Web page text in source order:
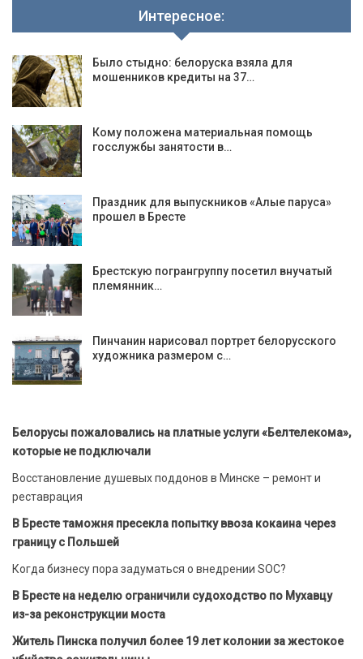
Интересное:
Было стыдно: белоруска взяла для
мошенников кредиты на 37…
Кому положена материальная помощь
госслужбы занятости в…
Праздник для выпускников «Алые паруса»
прошел в Бресте
Брестскую погрангруппу посетил внучатый
племянник…
Пинчанин нарисовал портрет белорусского
художника размером с…
Белорусы пожаловались на платные услуги «Белтелекома»,
которые не подключали
Восстановление душевых поддонов в Минске – ремонт и
реставрация
В Бресте таможня пресекла попытку ввоза кокаина через
границу с Польшей
Когда бизнесу пора задуматься о внедрении SOC?
В Бресте на неделю ограничили судоходство по Мухавцу
из-за реконструкции моста
Житель Пинска получил более 19 лет колонии за жестокое